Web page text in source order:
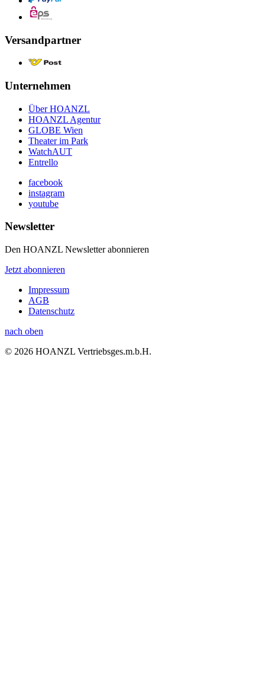
Versandpartner
Unternehmen
Über HOANZL
HOANZL Agentur
GLOBE Wien
Theater im Park
WatchAUT
Entrello
facebook
instagram
youtube
Newsletter
Den HOANZL Newsletter abonnieren
Jetzt abonnieren
Impressum
AGB
Datenschutz
nach oben
© 2026 HOANZL Vertriebsges.m.b.H.